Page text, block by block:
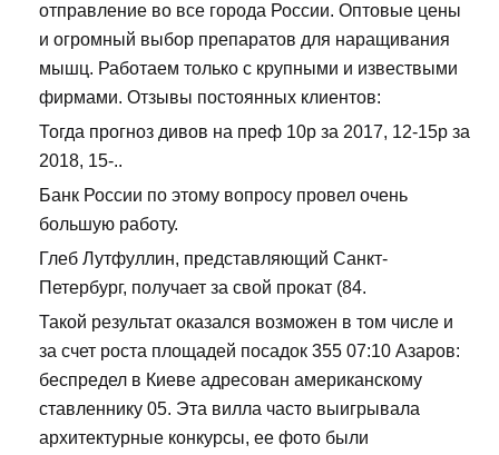
отправление во все города России. Оптовые цены
и огромный выбор препаратов для наращивания
мышц. Работаем только с крупными и извествыми
фирмами. Отзывы постоянных клиентов:
Тогда прогноз дивов на преф 10р за 2017, 12-15р за
2018, 15-..
Банк России по этому вопросу провел очень
большую работу.
Глеб Лутфуллин, представляющий Санкт-
Петербург, получает за свой прокат (84.
Такой результат оказался возможен в том числе и
за счет роста площадей посадок 355 07:10 Азаров:
беспредел в Киеве адресован американскому
ставленнику 05. Эта вилла часто выигрывала
архитектурные конкурсы, ее фото были